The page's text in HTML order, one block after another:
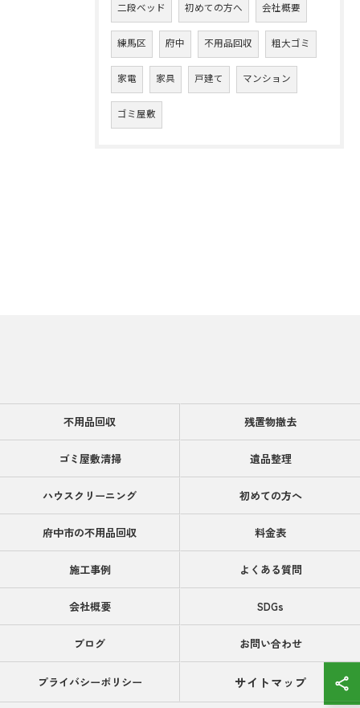
二段ベッド 初めての方へ 会社概要
練馬区 府中 不用品回収 粗大ゴミ
家電 家具 戸建て マンション
ゴミ屋敷
不用品回収 残置物撤去
ゴミ屋敷清掃 遺品整理
ハウスクリーニング 初めての方へ
府中市の不用品回収 料金表
施工事例 よくある質問
会社概要 SDGs
ブログ お問い合わせ
プライバシーポリシー サイトマップ